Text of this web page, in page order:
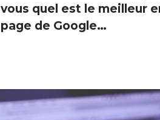
vous quel est le meilleur
page de Google…